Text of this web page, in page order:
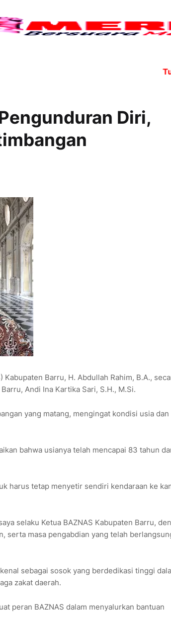
Tujuh
Diri,
Barru, H. Abdullah Rahim, B.A.,
Andi Ina Kartika Sari, S.H., M.Si.
yang matang, mengingat kondisi usia dan
bahwa usianya telah mencapai 83 tahun
harus tetap menyetir sendiri kendaraan ke
selaku Ketua BAZNAS Kabupaten Barru,
serta masa pengabdian yang telah
sebagai sosok yang berdedikasi tinggi
zakat daerah.
peran BAZNAS dalam menyalurkan bantuan